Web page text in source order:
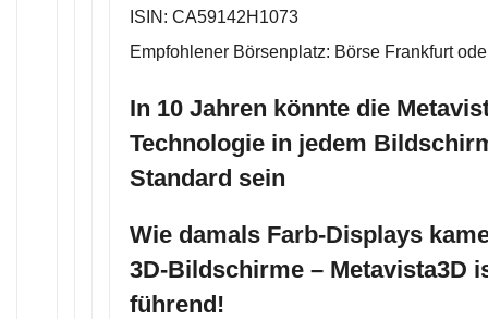
ISIN: CA59142H1073
Empfohlener Börsenplatz: Börse Frankfurt
In 10 Jahren könnte die
Technologie in jedem
Standard sein
Wie damals Farb-Displays
3D-Bildschirme – Metavista3D
führend!